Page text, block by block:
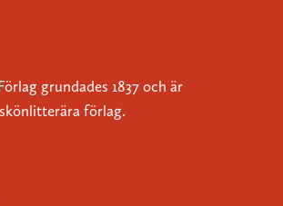
grundades 1837 och är
förlag.